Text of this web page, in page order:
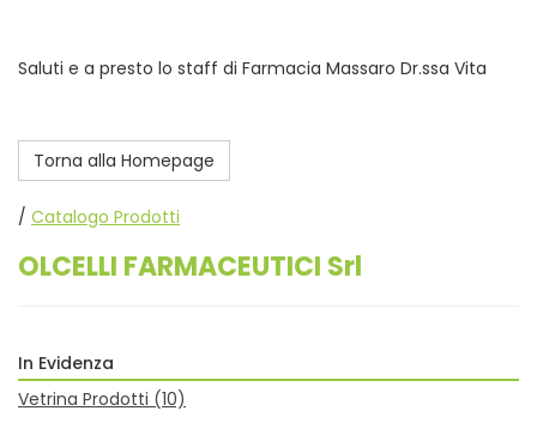
Saluti e a presto lo staff di Farmacia Massaro Dr.ssa Vita
Torna alla Homepage
/ Catalogo Prodotti
OLCELLI FARMACEUTICI Srl
In Evidenza
Vetrina Prodotti (10)